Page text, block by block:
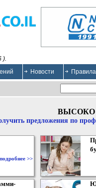
).
Новости Правила
ВЫСОКО
предложения по
подробнее >>